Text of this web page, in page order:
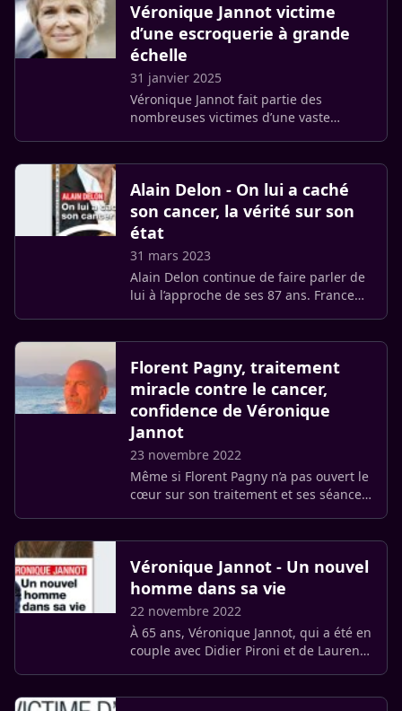
Véronique Jannot victime
d’une escroquerie à grande
échelle
31 janvier 2025
Véronique Jannot fait partie des
nombreuses victimes d’une vaste
Alain Delon - On lui a caché
son cancer, la vérité sur son
état
31 mars 2023
Alain Delon continue de faire parler de
lui à l’approche de ses 87 ans. France
Florent Pagny, traitement
miracle contre le cancer,
confidence de Véronique
Jannot
23 novembre 2022
Même si Florent Pagny n’a pas ouvert le
cœur sur son traitement et ses séances
Véronique Jannot - Un nouvel
homme dans sa vie
22 novembre 2022
À 65 ans, Véronique Jannot, qui a été en
couple avec Didier Pironi et de Laurent